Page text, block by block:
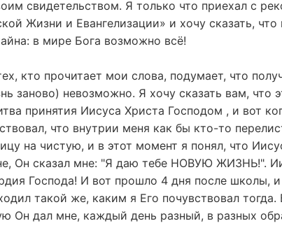
свидетельством. Я только что приехал с
Жизни и Евангелизации» и хочу сказать, что
в мире Бога возможно всё!
кто прочитает мои слова, подумает, что
заново) невозможно. Я хочу сказать вам, что
принятия Иисуса Христа Господом , и вот
что внутрии меня как бы кто-то
на чистую, и в этот момент я понял, что
Он сказал мне: "Я даю тебе НОВУЮ ЖИЗНЬ!".
Господа! И вот прошло 4 дня после школы,
такой же, каким я Его почувствовал тогда.
Он дал мне, каждый день разный, в разных